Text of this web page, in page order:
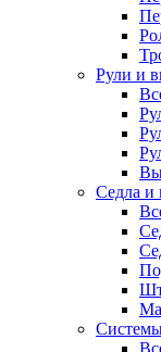
Рули и
Седла и